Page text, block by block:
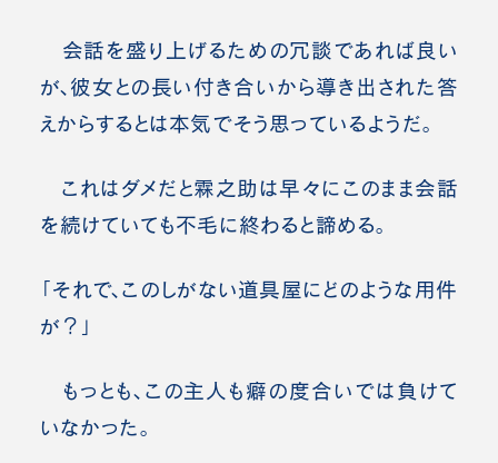
会話を盛り上げるための冗談であれば良い
が、彼女との長い付き合いから導き出された答
えからするとは本気でそう思っているようだ。
これはダメだと霖之助は早々にこのまま会話
を続けていても不毛に終わると諦める。
「それで、このしがない道具屋にどのような用件
が？」
もっとも、この主人も癖の度合いでは負けて
いなかった。